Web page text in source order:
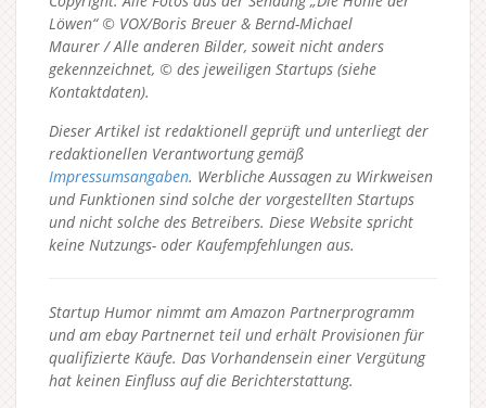
Löwen“ © VOX/Boris Breuer & Bernd-Michael
Maurer / Alle anderen Bilder, soweit nicht anders
gekennzeichnet, © des jeweiligen Startups (siehe
Kontaktdaten).
Dieser Artikel ist redaktionell geprüft und unterliegt der
redaktionellen Verantwortung gemäß
Impressumsangaben. Werbliche Aussagen zu Wirkweisen
und Funktionen sind solche der vorgestellten Startups
und nicht solche des Betreibers. Diese Website spricht
keine Nutzungs- oder Kaufempfehlungen aus.
Startup Humor nimmt am Amazon Partnerprogramm
und am ebay Partnernet teil und erhält Provisionen für
qualifizierte Käufe. Das Vorhandensein einer Vergütung
hat keinen Einfluss auf die Berichterstattung.